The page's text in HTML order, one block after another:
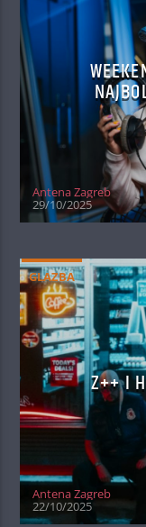
Antena Zagreb
29/10/2025
GLAZBA
Z++ I
Antena Zagreb
22/10/2025